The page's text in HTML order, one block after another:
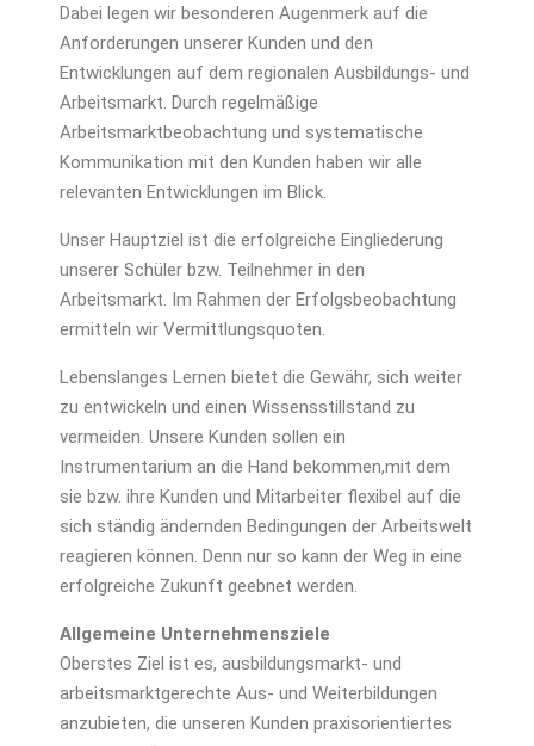
Dabei legen wir besonderen Augenmerk auf die
Anforderungen unserer Kunden und den
Entwicklungen auf dem regionalen Ausbildungs- und
Arbeitsmarkt. Durch regelmäßige
Arbeitsmarktbeobachtung und systematische
Kommunikation mit den Kunden haben wir alle
relevanten Entwicklungen im Blick.
Unser Hauptziel ist die erfolgreiche Eingliederung
unserer Schüler bzw. Teilnehmer in den
Arbeitsmarkt. Im Rahmen der Erfolgsbeobachtung
ermitteln wir Vermittlungsquoten.
Lebenslanges Lernen bietet die Gewähr, sich weiter
zu entwickeln und einen Wissensstillstand zu
vermeiden. Unsere Kunden sollen ein
Instrumentarium an die Hand bekommen,mit dem
sie bzw. ihre Kunden und Mitarbeiter flexibel auf die
sich ständig ändern­den Bedingun­gen der Arbeitswelt
reagieren können. Denn nur so kann der Weg in eine
erfolgreiche Zukunft geebnet werden.
Allgemeine Unternehmensziele
Oberstes Ziel ist es, ausbildungsmarkt- und
arbeitsmarktgerechte Aus- und Weiterbildungen
anzubieten, die unseren Kunden praxisorientiertes